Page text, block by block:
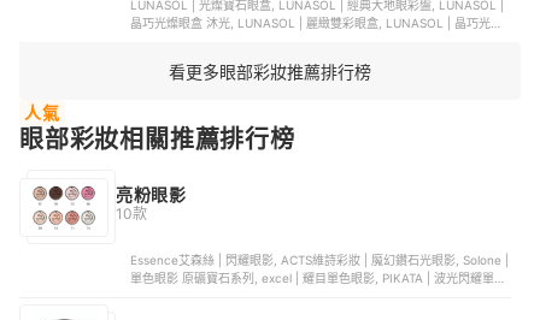
LUNASOL | 光燦寶石眼盒, LUNASOL | 經典大地眼彩盤, LUNASOL |
晶巧光燦眼盒 沐光, LUNASOL | 麗緻雙彩眼盒, LUNASOL | 晶巧光燦
看更多眼部彩妝推薦排行榜
人氣
眼部彩妝相關推薦排行榜
亮粉眼影
10款
Essence艾森絲 | 閃耀眼影, ACTS維詩彩妝 | 魔幻鑽石光眼影, Solone |
單色眼影 原礦寶石系列, excel | 耀目單色眼影, PIKATA | 波光閃耀單色